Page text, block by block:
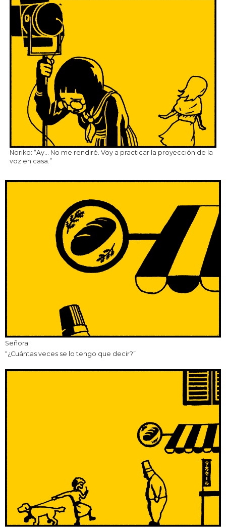
Noriko: “Ay… No me rendiré. Voy a practicar la proyección de la
voz en casa.”
Señora:
“¿Cuántas veces se lo tengo que decir?”